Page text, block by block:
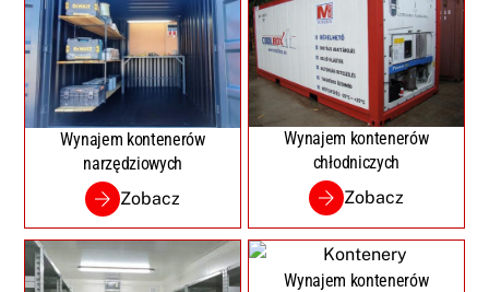
Wynajem kontenerów
narzędziowych
Zobacz
Wynajem kontenerów
chłodniczych
Zobacz
Wynajem kontenerów